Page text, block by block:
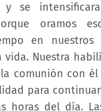
y se
oramos
en nuestros
vida. Nuestra
comunión con
para
horas del día.